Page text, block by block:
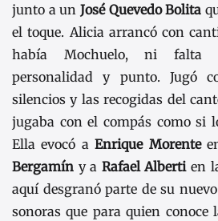
junto a un José Quevedo Bolita
el toque. Alicia arrancó con
había Mochuelo, ni falta
personalidad y punto. Jugó
silencios y las recogidas del
jugaba con el compás como si
Ella evocó aEnrique Morente
Bergamín y a Rafael Albertien
aquí desgranó parte de su
sonoras que para quien conoce